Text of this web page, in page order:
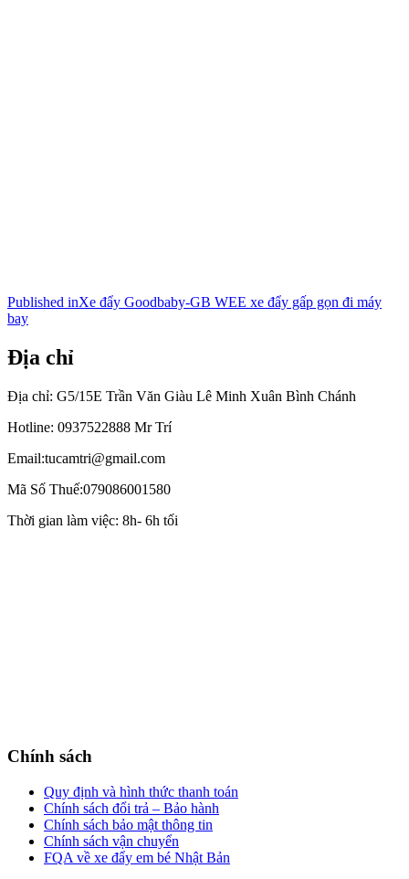
Điều
hướng
bài
Published inXe đẩy Goodbaby-GB WEE xe đẩy gấp gọn đi máy
bay
Địa chỉ
Địa chỉ: G5/15E Trần Văn Giàu Lê Minh Xuân Bình Chánh
Hotline: 0937522888 Mr Trí
Email:tucamtri@gmail.com
Mã Số Thuế:079086001580
Thời gian làm việc: 8h- 6h tối
Chính sách
Quy định và hình thức thanh toán
Chính sách đổi trả – Bảo hành
Chính sách bảo mật thông tin
Chính sách vận chuyển
FQA về xe đẩy em bé Nhật Bản